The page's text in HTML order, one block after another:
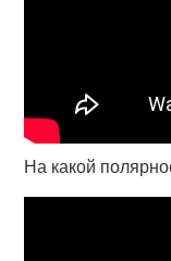
На какой